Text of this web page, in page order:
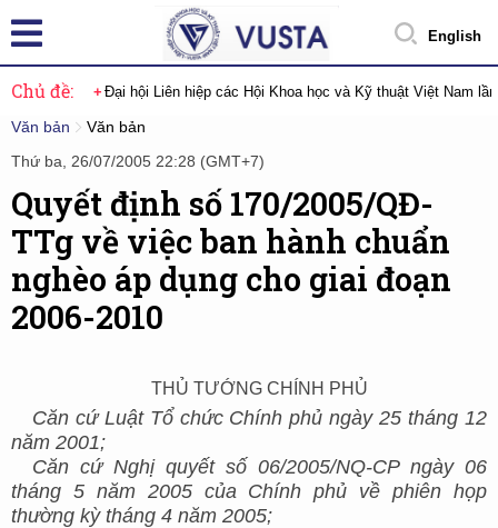
English
Chủ đề: Đại hội Liên hiệp các Hội Khoa học và Kỹ thuật Việt Nam
Văn bản
Văn bản
Thứ ba, 26/07/2005 22:28 (GMT+7)
Quyết định số 170/2005/QĐ-
TTg về việc ban hành chuẩn
nghèo áp dụng cho giai đoạn
2006-2010
THỦ TƯỚNG CHÍNH PHỦ
Căn cứ Luật Tổ chức Chính phủ ngày 25 tháng 12
năm 2001;
Căn cứ Nghị quyết số 06/2005/NQ-CP ngày 06
tháng 5 năm 2005 của Chính phủ về phiên họp
thường kỳ tháng 4 năm 2005;